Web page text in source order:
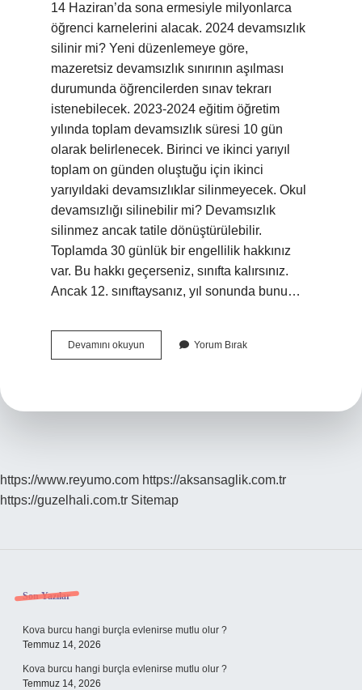
14 Haziran’da sona ermesiyle milyonlarca
öğrenci karnelerini alacak. 2024 devamsızlık
silinir mi? Yeni düzenlemeye göre,
mazeretsiz devamsızlık sınırının aşılması
durumunda öğrencilerden sınav tekrarı
istenebilecek. 2023-2024 eğitim öğretim
yılında toplam devamsızlık süresi 10 gün
olarak belirlenecek. Birinci ve ikinci yarıyıl
toplam on günden oluştuğu için ikinci
yarıyıldaki devamsızlıklar silinmeyecek. Okul
devamsızlığı silinebilir mi? Devamsızlık
silinmez ancak tatile dönüştürülebilir.
Toplamda 30 günlük bir engellilik hakkınız
var. Bu hakkı geçerseniz, sınıfta kalırsınız.
Ancak 12. sınıftaysanız, yıl sonunda bunu…
Devamını okuyun Ortaokul
Devamsızlık
Yorum Bırak
https://www.reyumo.com https://aksansaglik.com.tr
https://guzelhali.com.tr Sitemap
Sidebar
Son Yazılar
Kova burcu hangi burçla evlenirse mutlu olur ?
Temmuz 14, 2026
Kova burcu hangi burçla evlenirse mutlu olur ?
Temmuz 14, 2026